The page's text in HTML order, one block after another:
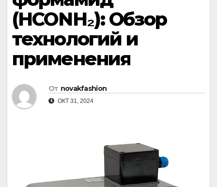
(HCONH₂): Обзор
технологий и
применения
От novakfashion
ОКТ 31, 2024